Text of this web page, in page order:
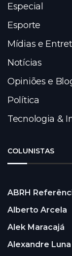
Especial
Esporte
Mídias e
Notícias
Opiniões e
Política
Tecnologia &
COLUNISTAS
ABRH
Alberto Arcela
Alek Maracajá
Alexandre Luna